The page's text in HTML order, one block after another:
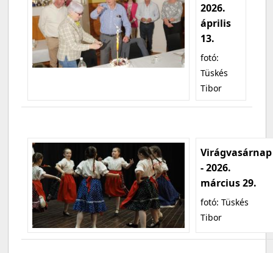
2026.
április
13.
fotó:
Tüskés
Tibor
Virágvasárnap
- 2026.
március 29.
fotó: Tüskés
Tibor